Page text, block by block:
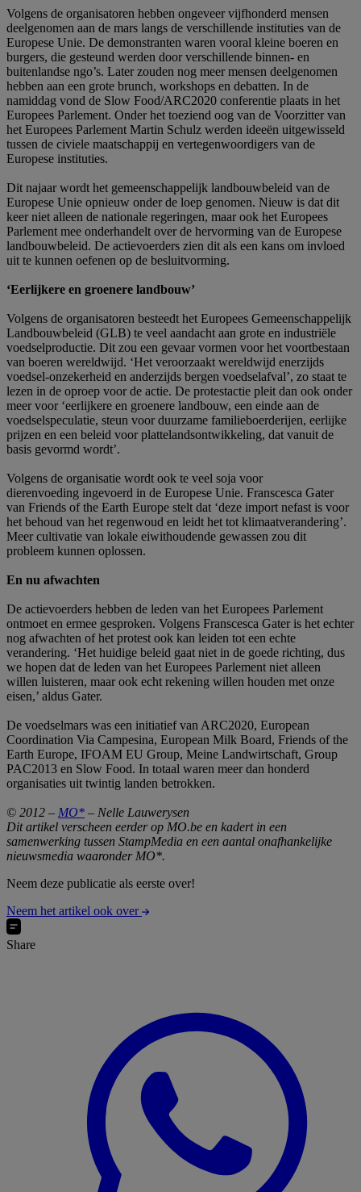
Volgens de organisatoren hebben ongeveer vijfhonderd mensen
deelgenomen aan de mars langs de verschillende instituties van de
Europese Unie. De demonstranten waren vooral kleine boeren en
burgers, die gesteund werden door verschillende binnen- en
buitenlandse ngo’s. Later zouden nog meer mensen deelgenomen
hebben aan een grote brunch, workshops en debatten. In de
namiddag vond de Slow Food/ARC2020 conferentie plaats in het
Europees Parlement. Onder het toeziend oog van de Voorzitter van
het Europees Parlement Martin Schulz werden ideeën uitgewisseld
tussen de civiele maatschappij en vertegenwoordigers van de
Europese instituties.
Dit najaar wordt het gemeenschappelijk landbouwbeleid van de
Europese Unie opnieuw onder de loep genomen. Nieuw is dat dit
keer niet alleen de nationale regeringen, maar ook het Europees
Parlement mee onderhandelt over de hervorming van de Europese
landbouwbeleid. De actievoerders zien dit als een kans om invloed
uit te kunnen oefenen op de besluitvorming.
‘Eerlijkere en groenere landbouw’
Volgens de organisatoren besteedt het Europees Gemeenschappelijk
Landbouwbeleid (GLB) te veel aandacht aan grote en industriële
voedselproductie. Dit zou een gevaar vormen voor het voortbestaan
van boeren wereldwijd. ‘Het veroorzaakt wereldwijd enerzijds
voedsel-onzekerheid en anderzijds bergen voedselafval’, zo staat te
lezen in de oproep voor de actie. De protestactie pleit dan ook onder
meer voor ‘eerlijkere en groenere landbouw, een einde aan de
voedselspeculatie, steun voor duurzame familieboerderijen, eerlijke
prijzen en een beleid voor plattelandsontwikkeling, dat vanuit de
basis gevormd wordt’.
Volgens de organisatie wordt ook te veel soja voor
dierenvoeding ingevoerd in de Europese Unie. Franscesca Gater
van Friends of the Earth Europe stelt dat ‘deze import nefast is voor
het behoud van het regenwoud en leidt het tot klimaatverandering’.
Meer cultivatie van lokale eiwithoudende gewassen zou dit
probleem kunnen oplossen.
En nu afwachten
De actievoerders hebben de leden van het Europees Parlement
ontmoet en ermee gesproken. Volgens Franscesca Gater is het echter
nog afwachten of het protest ook kan leiden tot een echte
verandering. ‘Het huidige beleid gaat niet in de goede richting, dus
we hopen dat de leden van het Europees Parlement niet alleen
willen luisteren, maar ook echt rekening willen houden met onze
eisen,’ aldus Gater.
De voedselmars was een initiatief van ARC2020, European
Coordination Via Campesina, European Milk Board, Friends of the
Earth Europe, IFOAM EU Group, Meine Landwirtschaft, Group
PAC2013 en Slow Food. In totaal waren meer dan honderd
organisaties uit twintig landen betrokken.
© 2012 – MO* – Nelle Lauwerysen
Dit artikel verscheen eerder op MO.be en kadert in een
samenwerking tussen StampMedia en een aantal onafhankelijke
nieuwsmedia waaronder MO*.
Neem deze publicatie als eerste over!
Neem het artikel ook over
Share